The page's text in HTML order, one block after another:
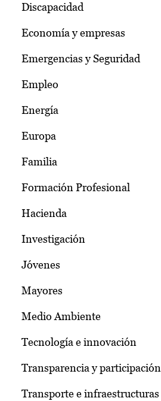
Discapacidad
Economía y empresas
Emergencias y Seguridad
Empleo
Energía
Europa
Familia
Formación Profesional
Hacienda
Investigación
Jóvenes
Mayores
Medio Ambiente
Tecnología e innovación
Transparencia y participación
Transporte e infraestructuras